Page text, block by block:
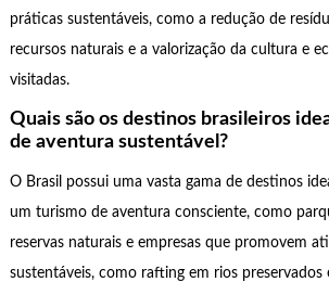
práticas sustentáveis, como a redução de
recursos naturais e a valorização da cultura e
visitadas.
Quais são os destinos brasileiros
de aventura sustentável?
O Brasil possui uma vasta gama de destinos
um turismo de aventura consciente, como
reservas naturais e empresas que promovem
sustentáveis, como rafting em rios preservados